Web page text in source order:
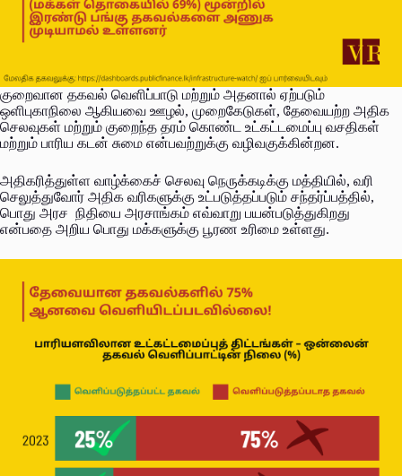
குறைவான தகவல் வெளிப்பாடு மற்றும் அதனால் ஏற்படும்
ஒளிபுகாநிலை ஆகியவை ஊழல், முறைகேடுகள், தேவையற்ற அதிக
செலவுகள் மற்றும் குறைந்த தரம் கொண்ட உட்கட்டமைப்பு வசதிகள்
மற்றும் பாரிய கடன் சுமை என்பவற்றுக்கு வழிவகுக்கின்றன.
அதிகரித்துள்ள வாழ்க்கைச் செலவு நெருக்கடிக்கு மத்தியில், வரி
செலுத்துவோர் அதிக வரிகளுக்கு உட்படுத்தப்படும் சந்தர்ப்பத்தில்,
பொது அரச நிதியை அரசாங்கம் எவ்வாறு பயன்படுத்துகிறது
என்பதை அறிய பொது மக்களுக்கு பூரண உரிமை உள்ளது.